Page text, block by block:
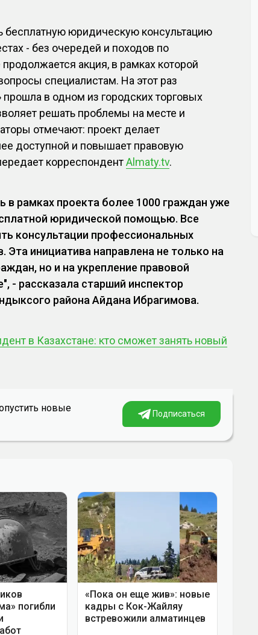
бесплатную юридическую консультацию
- без очередей и походов по
акция, в рамках которой
специалистам. На этот раз
прошла в одном из городских торговых
решать проблемы на месте и
отмечают: проект делает
доступной и повышает правовую
корреспондентAlmaty.tv.
в рамках проекта более 1000 граждан уже
юридической помощью. Все
консультации профессиональных
Эта инициатива направлена не только на
но и на укрепление правовой
- рассказала старший инспектор
района Айдана Ибрагимова.
в Казахстане: кто сможет занять новый
новые
Подписаться